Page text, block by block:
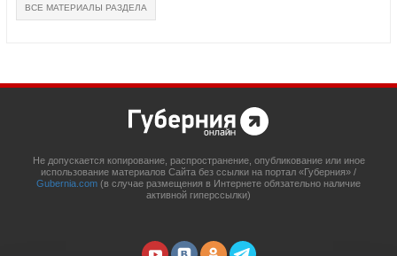
ВСЕ МАТЕРИАЛЫ РАЗДЕЛА
Не допускается копирование, распространение, опубликование или иное
использование материалов Сайта без ссылки на портал «Губерния» /
Gubernia.com (в случае размещения в Интернете обязательно наличие
активной гиперссылки)